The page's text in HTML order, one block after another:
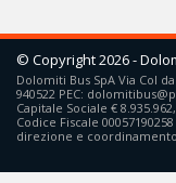
© Copyright 2026 -
Dolomiti Bus SpA Via Col
940522 PEC:
Capitale Sociale €
Codice Fiscale
direzione e